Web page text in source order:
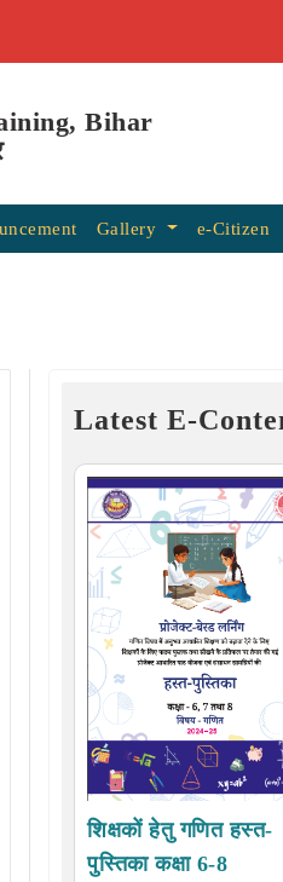
Bihar
Gallery e-Citizen
Latest E-
शिक्षकों हेतु गणित हस्त-
पुस्तिका कक्षा 6-8